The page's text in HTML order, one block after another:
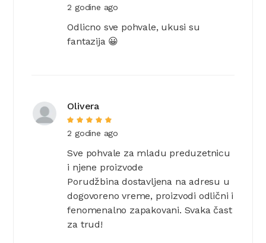
2 godine ago
Odlicno sve pohvale, ukusi su
fantazija 😀
Olivera
2 godine ago
Sve pohvale za mladu preduzetnicu
i njene proizvode
Porudžbina dostavljena na adresu u
dogovoreno vreme, proizvodi odlični i
fenomenalno zapakovani. Svaka čast
za trud!